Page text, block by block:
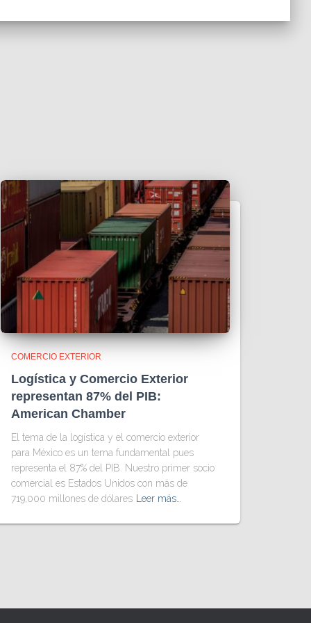
COMERCIO EXTERIOR
Logística y Comercio Exterior
representan 87% del PIB:
American Chamber
El tema de la logística y el comercio exterior
para México es un tema fundamental pues
representa el 87% del PIB. Nuestro primer socio
comercial es Estados Unidos con más de
719,000 millones de dólares
Leer más…